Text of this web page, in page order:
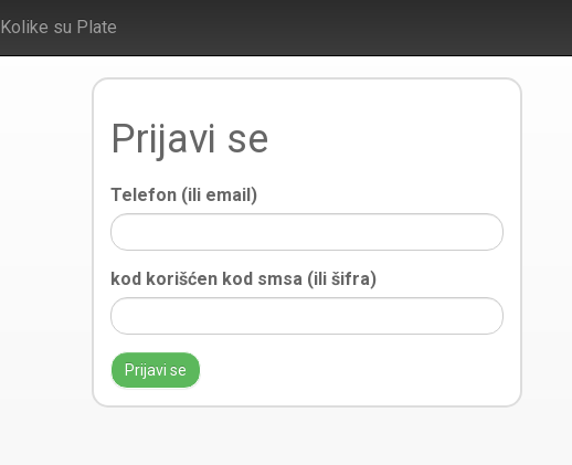
Kolike su Plate
Prijavi se
Telefon (ili email)
kod korišćen kod smsa (ili šifra)
Prijavi se